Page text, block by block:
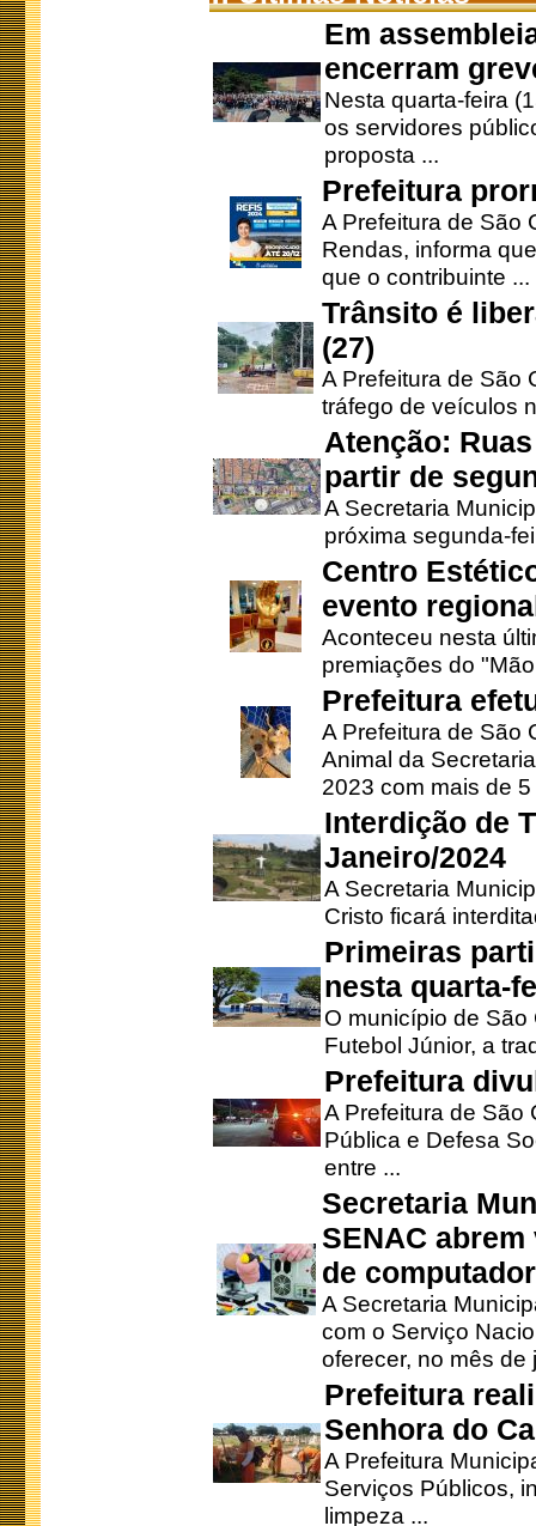
Em
encerram
Nesta quarta-feira
os servidores
proposta ...
Prefeitura
A Prefeitura de São
Rendas, informa
que o contribuinte ...
Trânsito é
(27)
A Prefeitura de São
tráfego de veículos
Atenção:
partir de
A Secretaria
próxima segunda-
Centro
evento
Aconteceu nesta
premiações do
Prefeitura
A Prefeitura de São
Animal da
2023 com mais de 5
Interdição de
Janeiro/2024
A Secretaria
Cristo ficará
Primeiras
nesta quarta-
O município de
Futebol Júnior, a
Prefeitura
A Prefeitura de São
Pública e Defesa
entre ...
Secretaria
SENAC
de
A Secretaria
com o Serviço
oferecer, no mês de
Prefeitura
Senhora do
A Prefeitura
Serviços Públicos,
limpeza ...